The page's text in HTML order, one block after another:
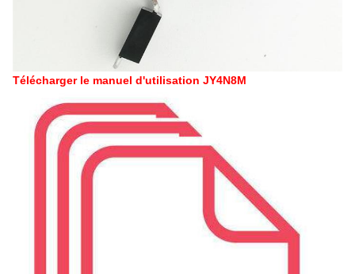
Télécharger le manuel d'utilisation JY4N8M